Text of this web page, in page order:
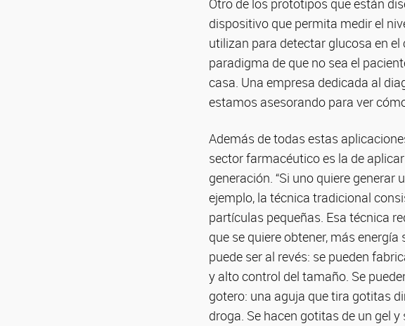
Otro de los prototipos que están
dispositivo que permita medir el
utilizan para detectar glucosa en el
paradigma de que no sea el
casa. Una empresa dedicada al
estamos asesorando para ver
Además de todas estas
sector farmacéutico es la de
generación. “Si uno quiere
ejemplo, la técnica tradicional
partículas pequeñas. Esa técnica
que se quiere obtener, más
puede ser al revés: se pueden
y alto control del tamaño. Se
gotero: una aguja que tira gotitas
droga. Se hacen gotitas de un gel